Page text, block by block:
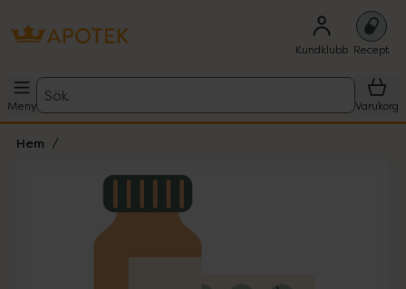
Kundklubb Recept
Meny
Sök
Varukorg
Hem
Lista: . Innehåller 1 objekt.